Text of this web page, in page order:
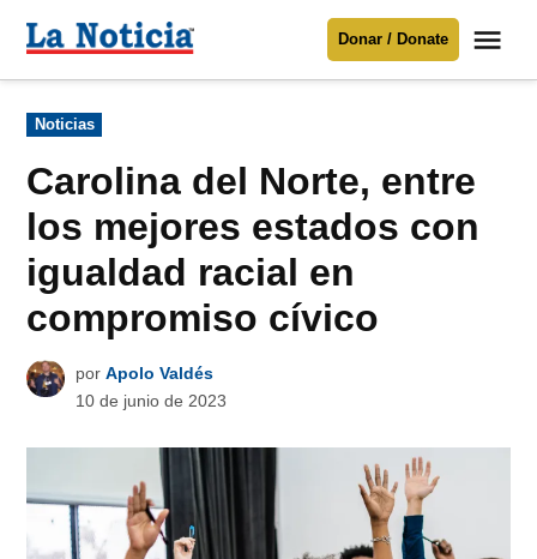
Para mantenerte informado necesitamos
Donar
contenido
Noticia
Donar / Donate
Publicado
en
Noticias
Carolina del Norte, entre
los mejores estados con
igualdad racial en
compromiso cívico
por Apolo Valdés
10 de junio de 2023